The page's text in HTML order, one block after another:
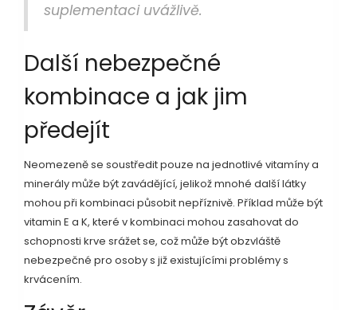
suplementaci uvážlivě.
Další nebezpečné
kombinace a jak jim
předejít
Neomezeně se soustředit pouze na jednotlivé vitamíny a
minerály může být zavádějící, jelikož mnohé další látky
mohou při kombinaci působit nepříznivě. Příklad může být
vitamin E a K, které v kombinaci mohou zasahovat do
schopnosti krve srážet se, což může být obzvláště
nebezpečné pro osoby s již existujícími problémy s
krvácením.